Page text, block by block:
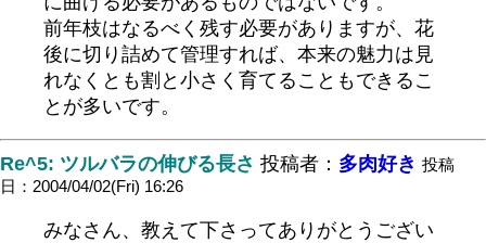
前年枝はなるべく残す必要がありますが、花
後に切り詰めて管理すれば、本来の魅力は見
れなくとも割と小さく育てることもできるこ
とが多いです。
Re^5: ツルバラの伸びる長さ 投稿者： 多肉好き 投稿
日：2004/04/02(Fri) 16:26
みなさん、教えて下さってありがとうござい